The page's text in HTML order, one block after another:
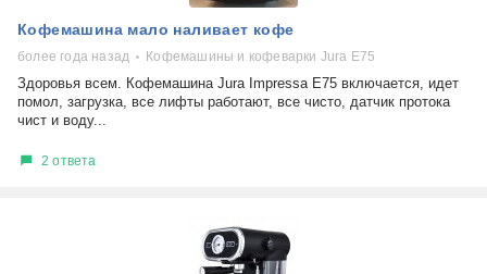
Кофемашина мало наливает кофе
более года назад Кофемашины и кофеварки Jura E75
Здоровья всем. Кофемашина Jura Impressa E75 включается, идет
помол, загрузка, все лифты работают, все чисто, датчик протока
чист и воду...
2 ответа